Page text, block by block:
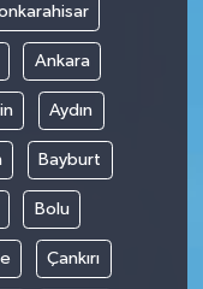
Ankara
Aydın
Bayburt
Bolu
Çankırı